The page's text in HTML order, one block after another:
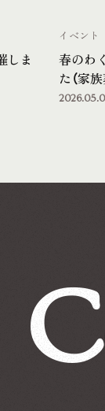
しま
春のわ
た（家
イベント